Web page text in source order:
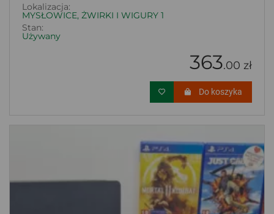
Lokalizacja:
MYSŁOWICE, ŻWIRKI I WIGURY 1
Stan:
Używany
363.00 zł
Do koszyka